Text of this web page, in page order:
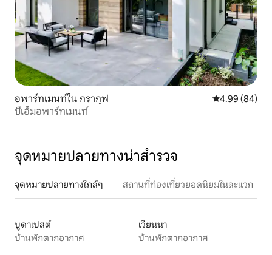
อพาร์ทเมนท์ใน กรากุฟ คะแนนเฉลี่ย
4.99 (84)
บีเอ็มอพาร์ทเมนท์
จุดหมายปลายทางน่าสำรวจ
จุดหมายปลายทางใกล้ๆ สถานที่ท่องเที่ยวยอดนิยมในละแวก
บูดาเปสต์
บ้านพักตากอากาศ
เวียนนา
บ้านพักตากอากาศ